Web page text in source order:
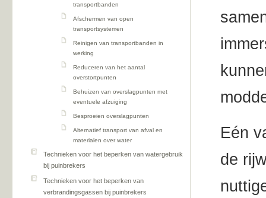
transportbanden
Afschermen van open
transportsystemen
Reinigen van transportbanden in
werking
Reduceren van het aantal
overstortpunten
Behuizen van overslagpunten met
eventuele afzuiging
Besproeien overslagpunten
Alternatief transport van afval en
materialen over water
Technieken voor het beperken van watergebruik
bij puinbrekers
Technieken voor het beperken van
verbrandingsgassen bij puinbrekers
Eén
de